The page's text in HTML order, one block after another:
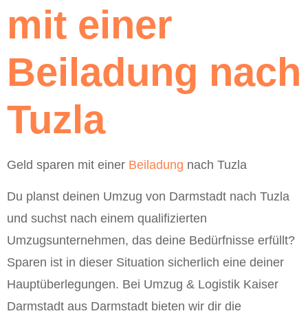
mit einer
Beiladung nach
Tuzla
Geld sparen mit einer Beiladung nach Tuzla
Du planst deinen Umzug von Darmstadt nach Tuzla
und suchst nach einem qualifizierten
Umzugsunternehmen, das deine Bedürfnisse erfüllt?
Sparen ist in dieser Situation sicherlich eine deiner
Hauptüberlegungen. Bei Umzug & Logistik Kaiser
Darmstadt aus Darmstadt bieten wir dir die